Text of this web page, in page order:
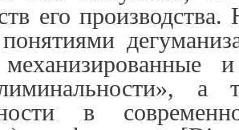
его производства.
а
в